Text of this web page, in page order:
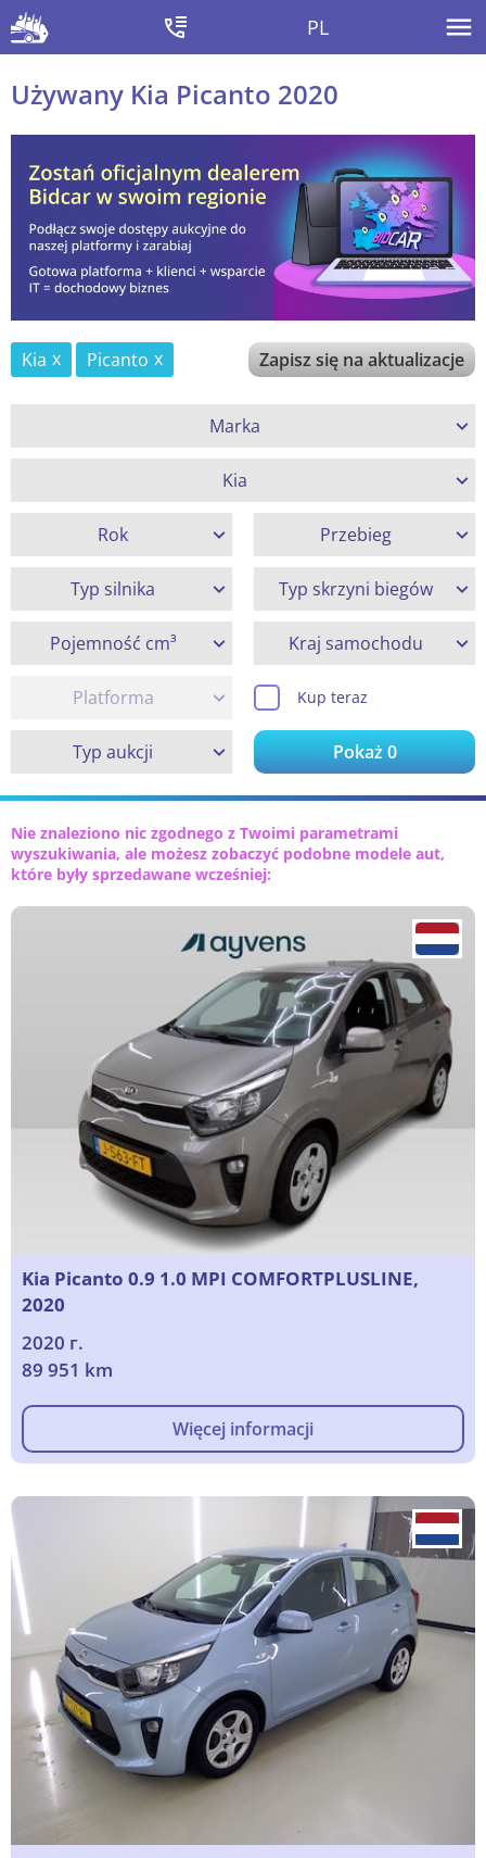
PL
Używany Kia Picanto 2020
Kia Picanto Zapisz się na aktualizacje
Marka
Kia
Rok Przebieg
Typ silnika Typ skrzyni biegów
Pojemność cm³ Kraj samochodu
Platforma Kup teraz
Typ aukcji Pokaż0
Nie znaleziono nic zgodnego z Twoimi parametrami
wyszukiwania, ale możesz zobaczyć podobne modele aut,
które były sprzedawane wcześniej:
Kia Picanto 0.9 1.0 MPI COMFORTPLUSLINE,
2020
2020 г.
89 951 km
Więcej informacji